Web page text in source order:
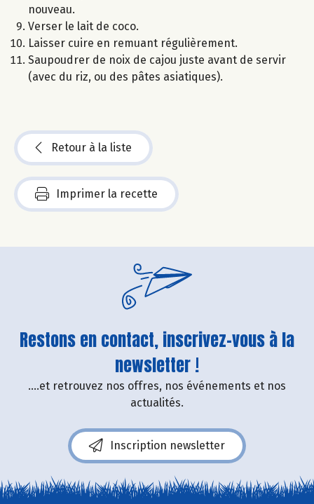
nouveau.
Verser le lait de coco.
Laisser cuire en remuant régulièrement.
Saupoudrer de noix de cajou juste avant de servir
(avec du riz, ou des pâtes asiatiques).
Retour à la liste
Imprimer la recette
Restons en contact, inscrivez-vous à la
newsletter !
....et retrouvez nos offres, nos événements et nos
actualités.
Inscription newsletter